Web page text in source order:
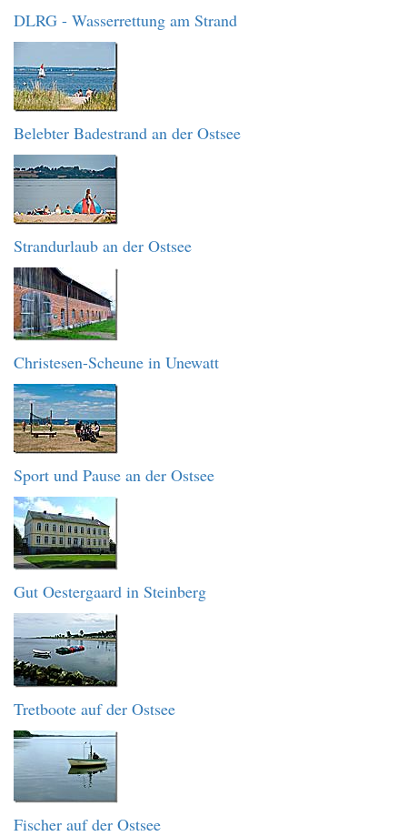
DLRG - Wasserrettung am Strand
Belebter Badestrand an der Ostsee
Strandurlaub an der Ostsee
Christesen-Scheune in Unewatt
Sport und Pause an der Ostsee
Gut Oestergaard in Steinberg
Tretboote auf der Ostsee
Fischer auf der Ostsee